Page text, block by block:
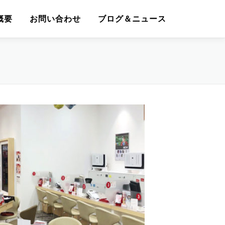
要 お問い合わせ ブログ＆ニュース